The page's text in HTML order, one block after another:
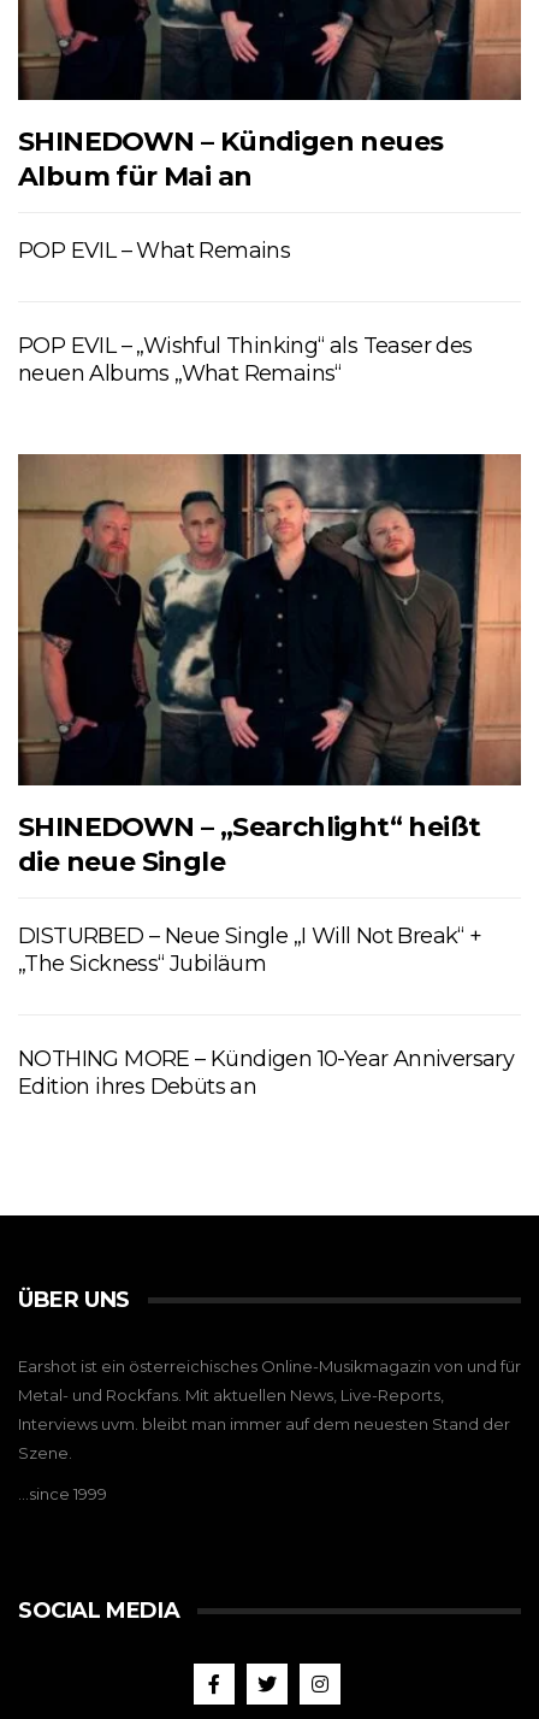
SHINEDOWN – Kündigen neues
Album für Mai an
POP EVIL – What Remains
POP EVIL – „Wishful Thinking“ als Teaser des
neuen Albums „What Remains“
SHINEDOWN – „Searchlight“ heißt
die neue Single
DISTURBED – Neue Single „I Will Not Break“ +
„The Sickness“ Jubiläum
NOTHING MORE – Kündigen 10-Year Anniversary
Edition ihres Debüts an
ÜBER UNS
Earshot ist ein österreichisches Online-Musikmagazin von und für
Metal- und Rockfans. Mit aktuellen News, Live-Reports,
Interviews uvm. bleibt man immer auf dem neuesten Stand der
Szene.
…since 1999
SOCIAL MEDIA